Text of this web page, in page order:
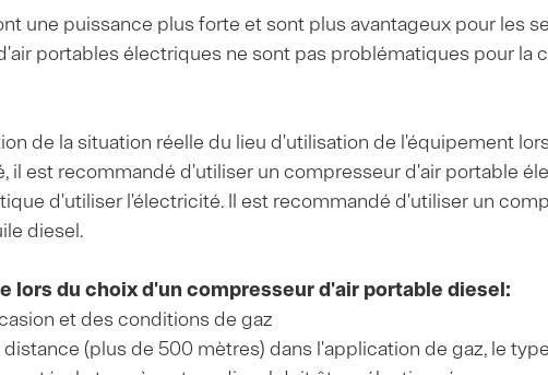
une puissance plus forte et sont plus avantageux pour les
portables électriques ne sont pas problématiques pour la
de la situation réelle du lieu d'utilisation de l'équipement
il est recommandé d'utiliser un compresseur d'air portable
d'utiliser l'électricité. Il est recommandé d'utiliser un
diesel.
lors du choix d'un compresseur d'air portable diesel:
et des conditions de gaz
(plus de 500 mètres) dans l'application de gaz, le